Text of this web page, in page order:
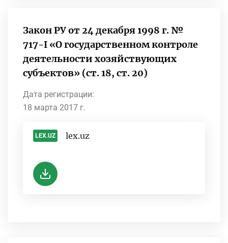
Закон РУ от 24 декабря 1998 г. №
717-I «О государственном контроле
деятельности хозяйствующих
субъектов» (ст. 18, ст. 20)
Дата регистрации:
18 марта 2017 г.
LEX.UZ lex.uz